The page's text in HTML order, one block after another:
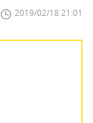
2019/02/18 21:01